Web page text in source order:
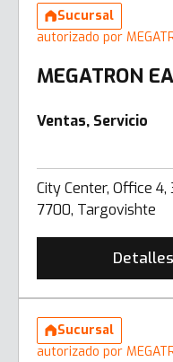
Sucursal
autorizado por
MEGATRON
Ventas, Servicio
City Center, Office 4,
7700, Targovishte
Sucursal
autorizado por